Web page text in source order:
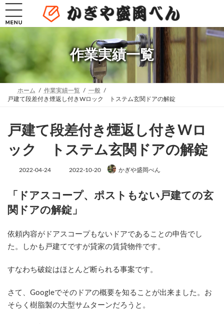
コ
テ
へ
ッ
プ
ナ
ゲ
ョ
移
動
作業実績一覧
ホーム 作業実績一覧
一般
戸建て段差付き煙返し付きWロック トステム玄関ドアの解錠
戸建て段差付き煙返し付きWロ
ック トステム玄関ドアの解錠
2022-04-24
最
新
日
時
2022-10-20 かぎや盛岡べん
「ドアスコープ、ポストもない戸建ての玄
関ドアの解錠」
依頼内容がドアスコープもないドアであることの申告でし
た。しかも戸建てですが貸家の賃貸物件です。
すなわち破錠はほとんど断られる事案です。
さて、Googleでそのドアの概要を知ることが出来ました。お
そらく樹脂製の大型サムターンだろうと。